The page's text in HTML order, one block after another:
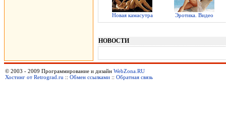
Новая камасутра Эротика. Видео
НОВОСТИ
© 2003 - 2009 Программирование и дизайн WebZona.RU
Хостинг от Retrograd.ru :: Обмен ссылками :: Обратная связь